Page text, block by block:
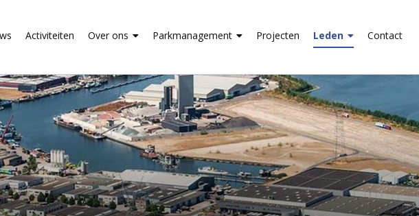
Activiteiten Over ons Parkmanagement Projecten Leden Contact